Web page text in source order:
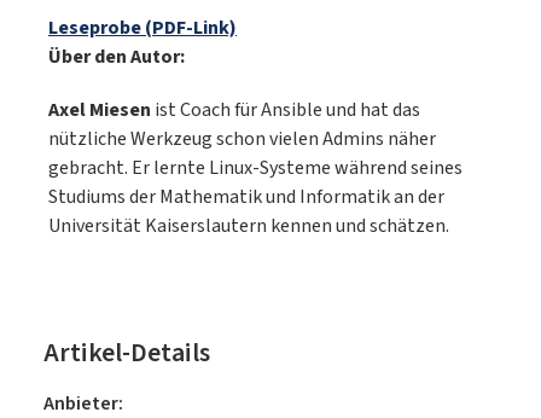
deutschsprachigen Raum und behandelt
von Linux über Swift bis zur IT-Security alle
Ihnen verständlich und nachvollziehbar, wie
Docker funktioniert.
Leseprobe (PDF-Link)
Über den Autor:
Axel Miesen ist Coach für Ansible und hat das
nützliche Werkzeug schon vielen Admins näher
gebracht. Er lernte Linux-Systeme während seines
Studiums der Mathematik und Informatik an der
Universität Kaiserslautern kennen und schätzen.
Artikel-Details
Anbieter: